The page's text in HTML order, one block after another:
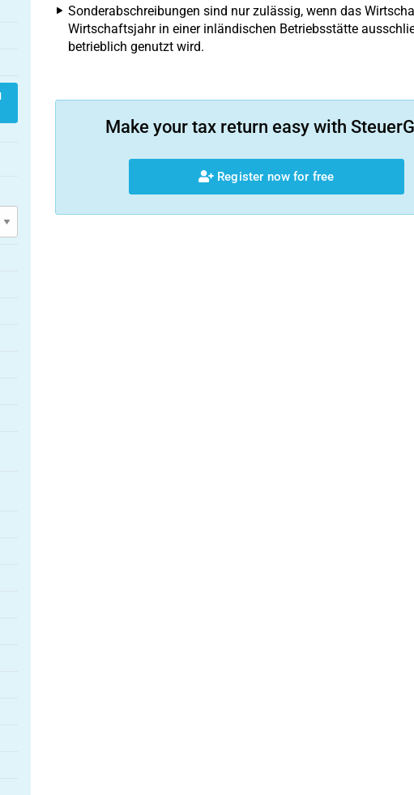
Sonderabschreibungen sind nur zulässig, wenn das
Wirtschaftsjahr in einer inländischen Betriebsstätte
betrieblich genutzt wird.
Make your tax return easy with
Register now for free